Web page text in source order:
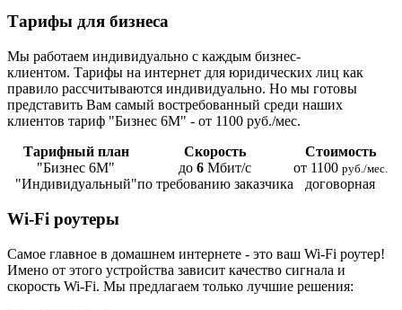
Тарифы для бизнеса
Мы работаем индивидуально с каждым бизнес-
клиентом. Тарифы на интернет для юридических лиц как
правило рассчитываются индивидуально. Но мы готовы
представить Вам самый востребованный среди наших
клиентов тариф "Бизнес 6М" - от 1100 руб./мес.
Тарифный план
Скорость
Стоимость
"Бизнес 6М"
до 6 Мбит/с от 1100 руб./мес.
"Индивидуальный"по требованию заказчика договорная
Wi-Fi роутеры
Самое главное в домашнем интернете - это ваш Wi-Fi роутер!
Имено от этого устройства зависит качество сигнала и
скорость Wi-Fi. Мы предлагаем только лучшие решения: